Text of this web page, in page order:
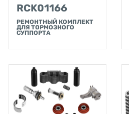
RCK01166
РЕМОНТНЫЙ КОМПЛЕКТ
ДЛЯ ТОРМОЗНОГО
СУППОРТА